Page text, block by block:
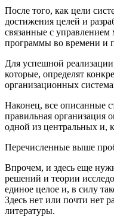
После того, как цели
достижения целей и
связан­ные с
программы во времени и
Для успешной
которые, определят
организационных
Наконец, все описанные
правильная организа­ция
одной из центральных и,
Перечисленные выше
Впрочем, и здесь еще
решений и тео­рии
единое целое и, в силу
Здесь нет или почти нет
литературы.